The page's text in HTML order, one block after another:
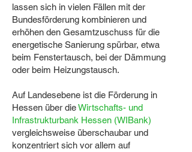
lassen sich in vielen Fällen mit der
Bundesförderung kombinieren und
erhöhen den Gesamtzuschuss für die
energetische Sanierung spürbar, etwa
beim Fenstertausch, bei der Dämmung
oder beim Heizungstausch.
Auf Landesebene ist die Förderung in
Hessen über dieWirtschafts- und
Infrastrukturbank Hessen (WIBank)
vergleichsweise überschaubar und
konzentriert sich vor allem auf